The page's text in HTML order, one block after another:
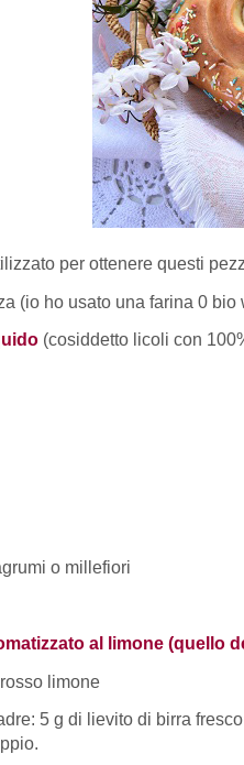
per ottenere questi
(io ho usato una farina 0 bio
(cosiddetto licoli con
o millefiori
al limone (quello
limone
5 g di lievito di birra